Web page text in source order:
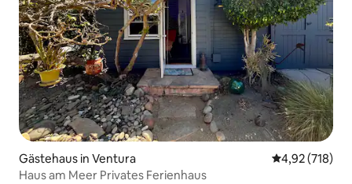
Gästehaus in Ventura
4,92 (718)
Haus am Meer Privates Ferienhaus